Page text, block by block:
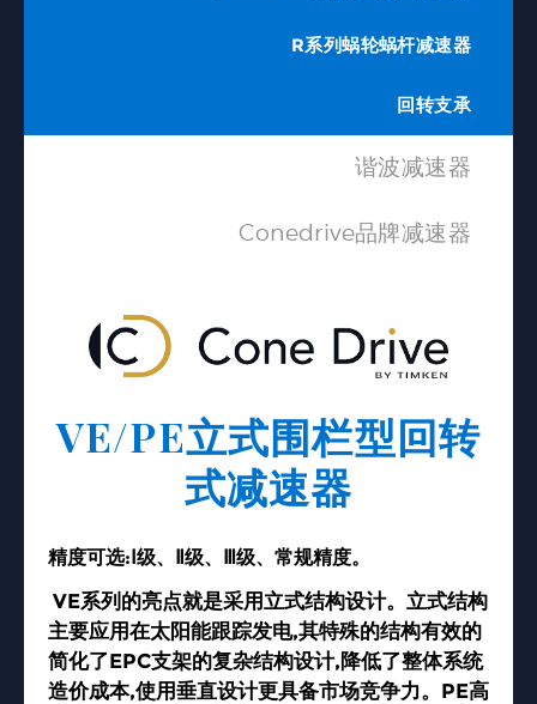
R系列蜗轮蜗杆减速器
回转支承
谐波减速器
Conedrive品牌减速器
VE/PE立式围栏型回转
式减速器
精度可选:Ⅰ级、Ⅱ级、Ⅲ级、常规精度。
VE系列的亮点就是采用立式结构设计。立式结构
主要应用在太阳能跟踪发电,其特殊的结构有效的
简化了EPC支架的复杂结构设计,降低了整体系统
造价成本,使用垂直设计更具备市场竞争力。 PE高